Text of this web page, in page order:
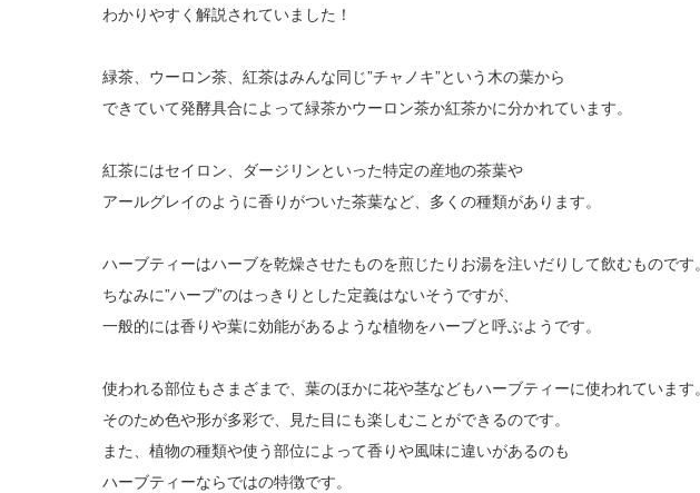
わかりやすく解説されていました！
緑茶、ウーロン茶、紅茶はみんな同じ”チャノキ”という木の葉から
できていて発酵具合によって緑茶かウーロン茶か紅茶かに分かれています。
紅茶にはセイロン、ダージリンといった特定の産地の茶葉や
アールグレイのように香りがついた茶葉など、多くの種類があります。
ハーブティーはハーブを乾燥させたものを煎じたりお湯を注いだりして飲むものです。
ちなみに”ハーブ”のはっきりとした定義はないそうですが、
一般的には香りや葉に効能があるような植物をハーブと呼ぶようです。
使われる部位もさまざまで、葉のほかに花や茎などもハーブティーに使われています。
そのため色や形が多彩で、見た目にも楽しむことができるのです。
また、植物の種類や使う部位によって香りや風味に違いがあるのも
ハーブティーならではの特徴です。